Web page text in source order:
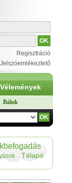
Regisztráció
Jelszóemlékeztető
Vélemények
Bálok
Télapó